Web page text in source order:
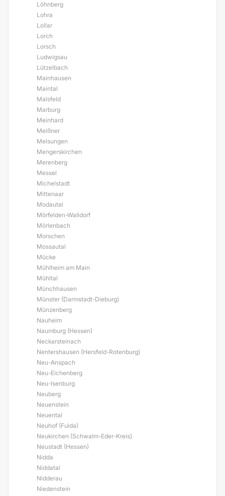
Löhnberg
Lohra
Lollar
Lorch
Lorsch
Ludwigsau
Lützelbach
Mainhausen
Maintal
Malsfeld
Marburg
Meinhard
Meißner
Melsungen
Mengerskirchen
Merenberg
Messel
Michelstadt
Mittenaar
Modautal
Mörfelden-Walldorf
Mörlenbach
Morschen
Mossautal
Mücke
Mühlheim am Main
Mühltal
Münchhausen
Münster (Darmstadt-Dieburg)
Münzenberg
Nauheim
Naumburg (Hessen)
Neckarsteinach
Nentershausen (Hersfeld-Rotenburg)
Neu-Anspach
Neu-Eichenberg
Neu-Isenburg
Neuberg
Neuenstein
Neuental
Neuhof (Fulda)
Neukirchen (Schwalm-Eder-Kreis)
Neustadt (Hessen)
Nidda
Niddatal
Nidderau
Niedenstein